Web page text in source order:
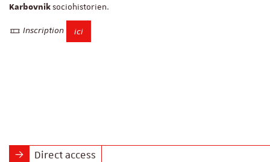
Karbovniksociohistorien.
Inscription ici
Direct access